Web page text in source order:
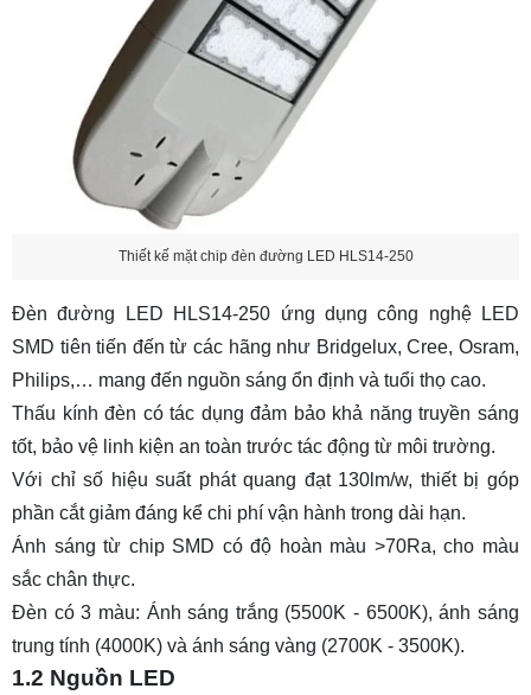
Thiết kế mặt chip đèn đường LED HLS14-250
Đèn đường LED HLS14-250 ứng dụng công nghệ LED
SMD tiên tiến đến từ các hãng như Bridgelux, Cree, Osram,
Philips,… mang đến nguồn sáng ổn định và tuổi thọ cao.
Thấu kính đèn có tác dụng đảm bảo khả năng truyền sáng
tốt, bảo vệ linh kiện an toàn trước tác động từ môi trường.
Với chỉ số hiệu suất phát quang đạt 130lm/w, thiết bị góp
phần cắt giảm đáng kể chi phí vận hành trong dài hạn.
Ánh sáng từ chip SMD có độ hoàn màu >70Ra, cho màu
sắc chân thực.
Đèn có 3 màu: Ánh sáng trắng (5500K - 6500K), ánh sáng
trung tính (4000K) và ánh sáng vàng (2700K - 3500K).
1.2 Nguồn LED